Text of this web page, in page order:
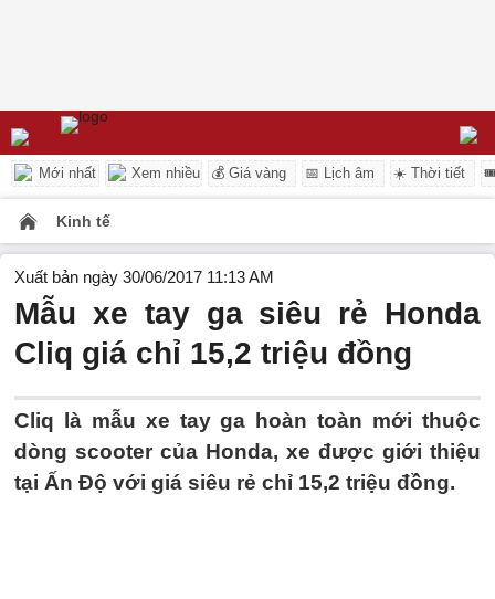
Mới nhất Xem nhiều 💰 Giá vàng 📅 Lịch âm ☀️ Thời tiết
Kinh tế
Xuất bản ngày 30/06/2017 11:13 AM
Mẫu xe tay ga siêu rẻ Honda
Cliq giá chỉ 15,2 triệu đồng
Cliq là mẫu xe tay ga hoàn toàn mới thuộc
dòng scooter của Honda, xe được giới thiệu
tại Ấn Độ với giá siêu rẻ chỉ 15,2 triệu đồng.